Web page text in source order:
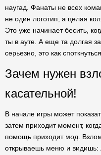
наугад. Фанаты не всех
не один логотип, а целая
Это уже начинает бесить,
ты в ауте. А еще та долгая
серьезно, это как
Зачем нужен
касательной!
В начале игры может
затем приходит момент,
помощь приходит мод.
открываешь меню и видишь: